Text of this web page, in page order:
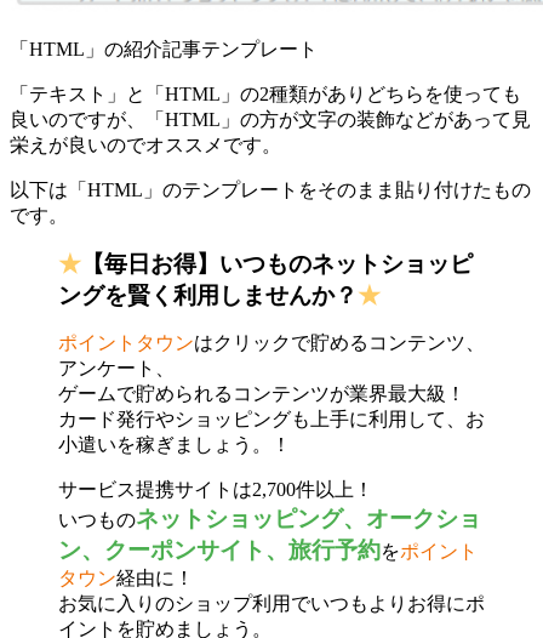
「HTML」の紹介記事テンプレート
「テキスト」と「HTML」の2種類がありどちらを使っても
良いのですが、「HTML」の方が文字の装飾などがあって見
栄えが良いのでオススメです。
以下は「HTML」のテンプレートをそのまま貼り付けたもの
です。
★ 【毎日お得】いつものネットショッピ
ングを賢く利用しませんか？ ★
ポイントタウンはクリックで貯めるコンテンツ、
アンケート、
ゲームで貯められるコンテンツが業界最大級！
カード発行やショッピングも上手に利用して、お
小遣いを稼ぎましょう。！
サービス提携サイトは2,700件以上！
いつものネットショッピング、オークショ
ン、クーポンサイト、旅行予約をポイント
タウン経由に！
お気に入りのショップ利用でいつもよりお得にポ
イントを貯めましょう。